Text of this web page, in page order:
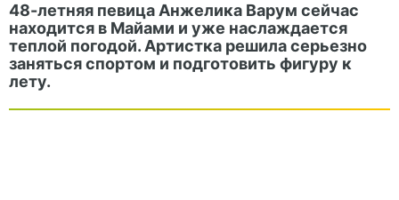
48-летняя певица Анжелика Варум сейчас
находится в Майами и уже наслаждается
теплой погодой. Артистка решила серьезно
заняться спортом и подготовить фигуру к
лету.